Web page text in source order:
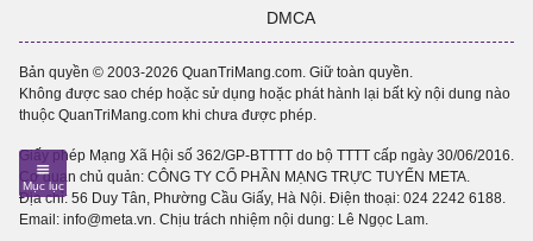
DMCA
Bản quyền © 2003-2026 QuanTriMang.com. Giữ toàn quyền.
Không được sao chép hoặc sử dụng hoặc phát hành lại bất kỳ nội dung nào
thuộc QuanTriMang.com khi chưa được phép.
Giấy phép Mạng Xã Hội số 362/GP-BTTTT do bộ TTTT cấp ngày 30/06/2016.
Cơ quan chủ quản: CÔNG TY CỔ PHẦN MẠNG TRỰC TUYẾN META.
Địa chỉ: 56 Duy Tân, Phường Cầu Giấy, Hà Nội. Điện thoại: 024 2242 6188.
Email: info@meta.vn. Chịu trách nhiệm nội dung: Lê Ngọc Lam.